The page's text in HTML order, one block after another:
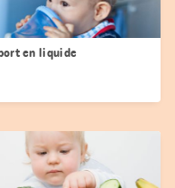
en liquide